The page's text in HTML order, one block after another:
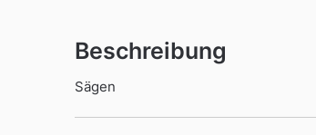
Beschreibung
Sägen